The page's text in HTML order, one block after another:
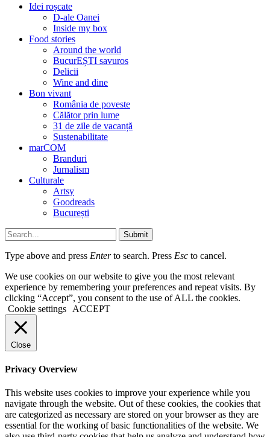
Idei roșcate
D-ale Oanei
Inside my box
Food stories
Around the world
BucurEȘTI savuros
Delicii
Wine and dine
Bon vivant
România de poveste
Călător prin lume
31 de zile de vacanță
Sustenabilitate
marCOM
Branduri
Jurnalism
Culturale
Artsy
Goodreads
București
Submit
Type above and press Enterto search. Press Esc to cancel.
We use cookies on our website to give you the most relevant
experience by remembering your preferences and repeat visits. By
clicking “Accept”, you consent to the use of ALL the cookies.
Cookie settings
ACCEPT
Close
Privacy Overview
This website uses cookies to improve your experience while you
navigate through the website. Out of these cookies, the cookies that
are categorized as necessary are stored on your browser as they are
essential for the working of basic functionalities of the website. We